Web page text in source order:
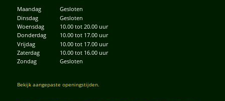
Maandag
Gesloten
Dinsdag
Gesloten
Woensdag
10.00 tot 20.00 uur
Donderdag
10.00 tot 17.00 uur
Vrijdag
10.00 tot 17.00 uur
Zaterdag
10.00 tot 16.00 uur
Zondag
Gesloten
Bekijk aangepaste openingstijden.